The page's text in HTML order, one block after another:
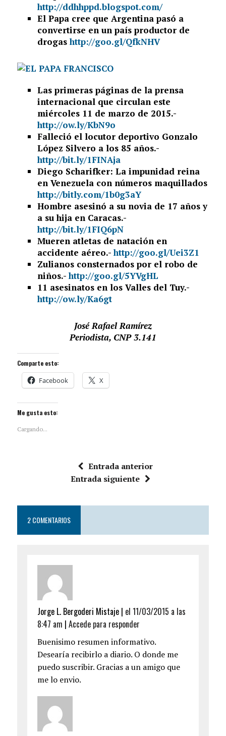
http://ddhhppd.blogspot.com/
El Papa cree que Argentina pasó a
convertirse en un país productor de
drogashttp://goo.gl/QfkNHV
Las primeras páginas de la prensa
internacional que circulan este
miércoles 11 de marzo de 2015.-
http://ow.ly/KbN9o
Falleció el locutor deportivo Gonzalo
López Silvero a los 85 años.-
http://bit.ly/1FINAja
Diego Scharifker: La impunidad reina
en Venezuela con números maquillados
http://bitly.com/1b0g3aY
Hombre asesinó a su novia de 17 años y
a su hija en Caracas.-
http://bit.ly/1FIQ6pN
Mueren atletas de natación en
accidente aéreo.-http://goo.gl/Uei3Z1
Zulianos consternados por el robo de
niños.-http://goo.gl/5YVgHL
11 asesinatos en los Valles del Tuy.-
http://ow.ly/Ka6gt
José Rafael Ramírez
Periodista, CNP 3.141
Comparte esto:
Facebook X
Me gusta esto:
Cargando...
Entrada anterior
Entrada siguiente
2 COMENTARIOS
Jorge L. Bergoderi Mistaje | el 11/03/2015 a las
8:47 am | Accede para responder
Buenisimo resumen informativo.
Desearía recibirlo a diario. O donde me
puedo suscribir. Gracias a un amigo que
me lo envio.